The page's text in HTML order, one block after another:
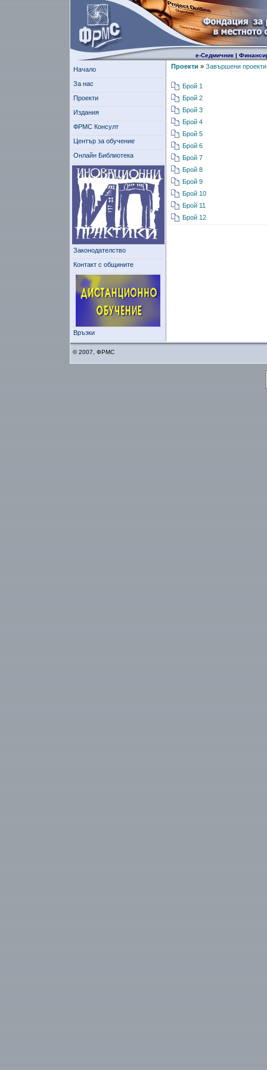
е-Седмичник|
Начало
За нас
Проекти
Издания
ФРМС Консулт
Център за обучение
Онлайн Библиотека
Законодателство
Контакт с общините
Връзки
Проекти » Завършени проекти
Брой 1
Брой 2
Брой 3
Брой 4
Брой 5
Брой 6
Брой 7
Брой 8
Брой 9
Брой 10
Брой 11
Брой 12
© 2007, ФРМС